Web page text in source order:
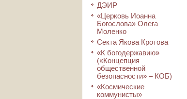
ДЭИР
«Церковь Иоанна
Богослова» Олега
Моленко
Секта Якова Кротова
«К богодержавию»
(«Концепция
общественной
безопасности» – КОБ)
«Космические
коммунисты»